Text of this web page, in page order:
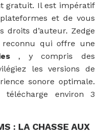
gratuit. Il est impératif
et de vous
droits d’auteur. Zedge
qui offre une
, y compris des
les versions de
sonore optimale.
environ 3
: LA CHASSE AUX